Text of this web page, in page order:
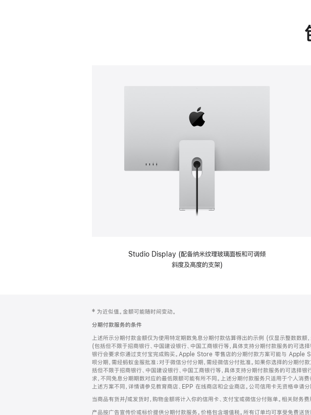
Studio Display (配备纳米纹理玻璃面板和可调倾
斜度及高度的支架)
页
脚
注
‡ 为近似值。金额可能随时间变动。
分期付款服务的条件
上述所示分期付款金额仅为使用特定期数免息分期付款估算得出的示例 (仅显示整数数额
(包括但不限于招商银行、中国建设银行、中国工商银行等，具体支持分期付款服务的可
银行会要求你通过支付宝完成购买。Apple Store 零售店的分期付款方案可能与 Apple
呗分期，需经蚂蚁金服批准；对于微信分付分期，需经微信分付批准。如果你选择的分期
括但不限于招商银行、中国建设银行、中国工商银行等，具体支持分期付款服务的可选择
求，不同免息分期期数对应的最低限额可能有所不同。上述分期付款服务只适用于个人
上述方案不同，详情请参见教育商店、EPP 在线商店和企业商店。公司信用卡无资格申
当商品有货并/或发货时，购物金额将计入你的信用卡、支付宝或微信分付账单。相关财务
产品按广告宣传价或标价提供分期付款服务。价格包含增值税。所有订单均可享受免费送货